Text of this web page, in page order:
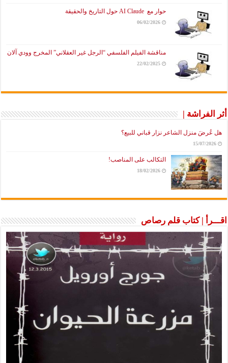
حوار مع AI Claude حول التاريخ والحقيقة
06/02/2026
مناقشة الفيلم الفلسفي “الرجل غير العقلاني” المخرج وودي آلان
22/02/2025
أثر الفراشة |
هل عُرضَ منزل الشاعر نزار قباني للبيع؟
15/07/2026
التكالب على المناصب!
18/02/2026
اقـــرأ | كتاب قلم رصاص